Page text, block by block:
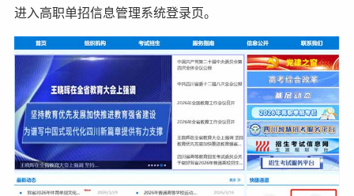
进入高职单招信息管理系统登录页。